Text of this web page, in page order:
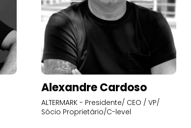
Alexandre Cardoso
ALTERMARK - Presidente/ CEO / VP/
Sócio Proprietário/C-level